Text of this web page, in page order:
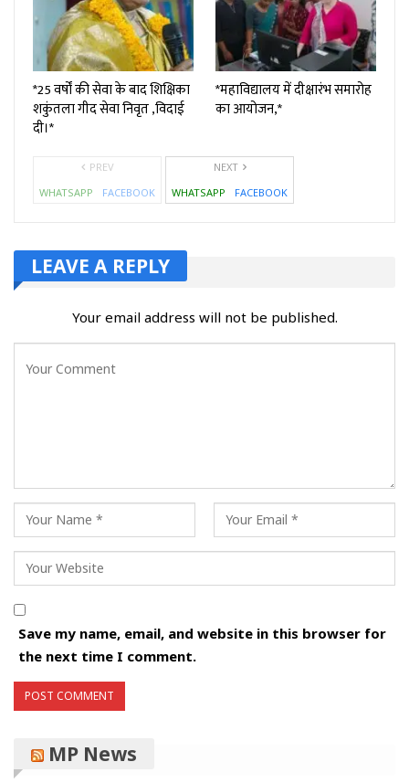
*25 वर्षों की सेवा के बाद शिक्षिका
शकुंतला गीद सेवा निवृत ,विदाई
दी।*
*महाविद्यालय में दीक्षारंभ समारोह
का आयोजन,*
PREV
WHATSAPP
FACEBOOK
NEXT
WHATSAPP
FACEBOOK
LEAVE A REPLY
Your email address will not be published.
Save my name, email, and website in this browser for
the next time I comment.
MP News